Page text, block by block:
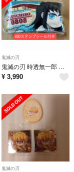
鬼滅の刃
鬼滅の刃 時透無一郎 誕生祭 ドリンクカップホルダー スリーブ
¥ 3,990
鬼滅の刃